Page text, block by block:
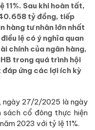
11%. Sau khi hoàn tất,
tỷ đồng, tiếp
hàng tư nhân lớn nhất
lệ có ý nghĩa quan
chính của ngân hàng,
trong quá trình hội
ứng các lợi ích kỳ
ngày 27/2/2025 là ngày
cổ đông thực hiện
2023 với tỷ lệ 11%.